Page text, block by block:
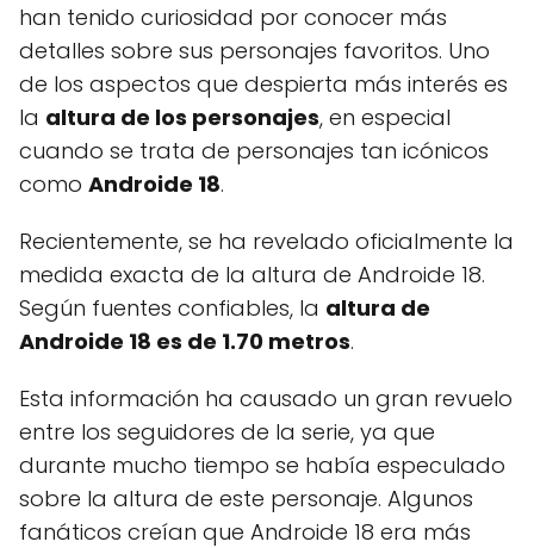
han tenido curiosidad por conocer más
detalles sobre sus personajes favoritos. Uno
de los aspectos que despierta más interés es
la altura de los personajes, en especial
cuando se trata de personajes tan icónicos
como Androide 18.
Recientemente, se ha revelado oficialmente la
medida exacta de la altura de Androide 18.
Según fuentes confiables, la altura de
Androide 18 es de 1.70 metros.
Esta información ha causado un gran revuelo
entre los seguidores de la serie, ya que
durante mucho tiempo se había especulado
sobre la altura de este personaje. Algunos
fanáticos creían que Androide 18 era más